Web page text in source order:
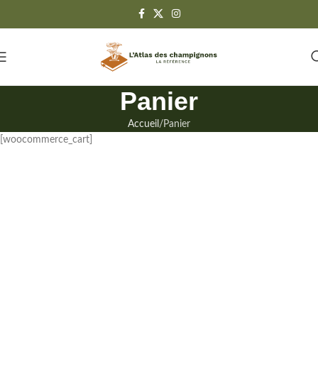
Panier
Accueil
Panier
[woocommerce_cart]